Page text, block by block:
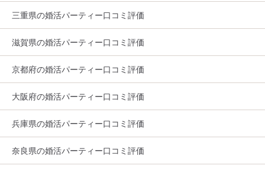
三重県の婚活パーティー口コミ評価
滋賀県の婚活パーティー口コミ評価
京都府の婚活パーティー口コミ評価
大阪府の婚活パーティー口コミ評価
兵庫県の婚活パーティー口コミ評価
奈良県の婚活パーティー口コミ評価